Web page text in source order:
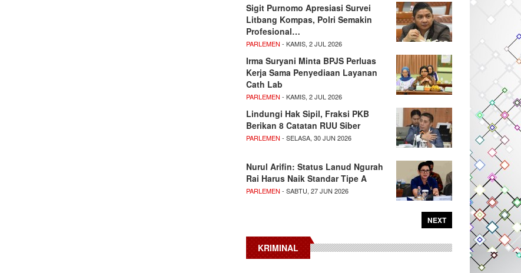
Sigit Purnomo Apresiasi Survei
Litbang Kompas, Polri Semakin
Profesional…
PARLEMEN - KAMIS, 2 JUL 2026
Irma Suryani Minta BPJS Perluas
Kerja Sama Penyediaan Layanan
Cath Lab
PARLEMEN - KAMIS, 2 JUL 2026
Lindungi Hak Sipil, Fraksi PKB
Berikan 8 Catatan RUU Siber
PARLEMEN - SELASA, 30 JUN 2026
Nurul Arifin: Status Lanud Ngurah
Rai Harus Naik Standar Tipe A
PARLEMEN - SABTU, 27 JUN 2026
NEXT
KRIMINAL